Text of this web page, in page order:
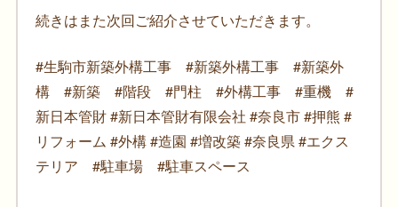
続きはまた次回ご紹介させていただきます。
#生駒市新築外構工事 #新築外構工事 #新築外
構 #新築 #階段 #門柱 #外構工事 #重機 #
新日本管財 #新日本管財有限会社 #奈良市 #押熊 #
リフォーム #外構 #造園 #増改築 #奈良県 #エクス
テリア #駐車場 #駐車スペース